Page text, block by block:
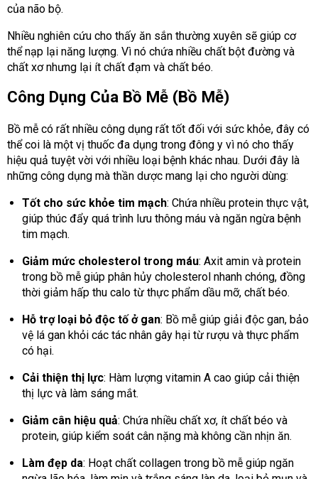
của não bộ.
Nhiều nghiên cứu cho thấy ăn sắn thường xuyên sẽ giúp cơ
thể nạp lại năng lượng. Vì nó chứa nhiều chất bột đường và
chất xơ nhưng lại ít chất đạm và chất béo.
Công Dụng Của Bồ Mễ (Bồ Mễ)
Bồ mễ có rất nhiều công dụng rất tốt đối với sức khỏe, đây có
thể coi là một vị thuốc đa dụng trong đông y vì nó cho thấy
hiệu quả tuyệt vời với nhiều loại bệnh khác nhau. Dưới đây là
những công dụng mà thần dược mang lại cho người dùng:
Tốt cho sức khỏe tim mạch: Chứa nhiều protein thực vật,
giúp thúc đẩy quá trình lưu thông máu và ngăn ngừa bệnh
tim mạch.
Giảm mức cholesterol trong máu: Axit amin và protein
trong bồ mễ giúp phân hủy cholesterol nhanh chóng, đồng
thời giảm hấp thu calo từ thực phẩm dầu mỡ, chất béo.
Hỗ trợ loại bỏ độc tố ở gan: Bồ mễ giúp giải độc gan, bảo
vệ lá gan khỏi các tác nhân gây hại từ rượu và thực phẩm
có hại.
Cải thiện thị lực: Hàm lượng vitamin A cao giúp cải thiện
thị lực và làm sáng mắt.
Giảm cân hiệu quả: Chứa nhiều chất xơ, ít chất béo và
protein, giúp kiểm soát cân nặng mà không cần nhịn ăn.
Làm đẹp da: Hoạt chất collagen trong bồ mễ giúp ngăn